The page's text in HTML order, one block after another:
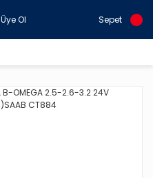
Üye Ol Sepet